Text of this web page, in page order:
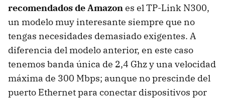
recomendados de Amazones el TP-Link N300,
un modelo muy interesante siempre que no
tengas necesidades demasiado exigentes. A
diferencia del modelo anterior, en este caso
tenemos banda única de 2,4 Ghz y una velocidad
máxima de 300 Mbps; aunque no prescinde del
puerto Ethernet para conectar dispositivos por